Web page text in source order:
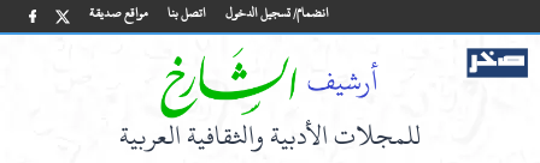
مواقع صديقة اتصل بنا انضمام/ تسجيل الدخول
للمجلات الأدبية والثقافية العربية